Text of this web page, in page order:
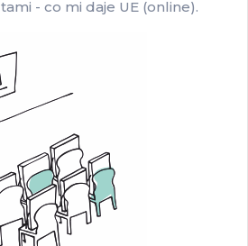
- co mi daje UE (online).